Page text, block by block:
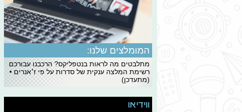
המומלצים שלנו:
מתלבטים מה לראות בנטפליקס? הרכבנו עבורכם
רשימת המלצה ענקית של סדרות על פי ז׳אנרים •
(מתעדכן)
ווידיאו